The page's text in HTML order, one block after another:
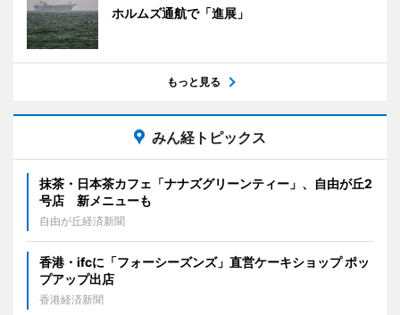
ホルムズ通航で「進展」
もっと見る
みん経トピックス
抹茶・日本茶カフェ「ナナズグリーンティー」、自由が丘2
号店 新メニューも
自由が丘経済新聞
香港・ifcに「フォーシーズンズ」直営ケーキショップ ポッ
プアップ出店
香港経済新聞